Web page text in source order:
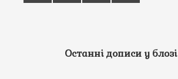
Останні дописи у блозі